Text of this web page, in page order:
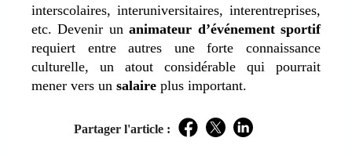
interscolaires, interuniversitaires, interentreprises,
etc. Devenir unanimateur d’événement sportif
requiert entre autres une forte connaissance
culturelle, un atout considérable qui pourrait
mener vers un salaire plus important.
Partager l'article : Facebook
TwitterLinkedIn